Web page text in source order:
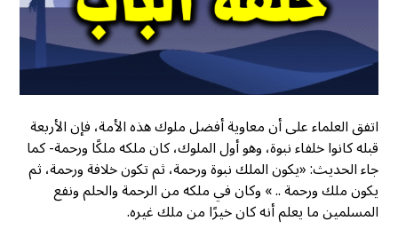
اتفق العلماء على أن معاوية أفضل ملوك هذه الأمة، فإن الأربعة
قبله كانوا خلفاء نبوة، وهو أول الملوك، كان ملكه ملكًا ورحمة- كما
جاء الحديث: «يكون الملك نبوة ورحمة، ثم تكون خلافة ورحمة، ثم
يكون ملك ورحمة .. » وكان في ملكه من الرحمة والحلم ونفع
المسلمين ما يعلم أنه كان خيرًا من ملك غيره.